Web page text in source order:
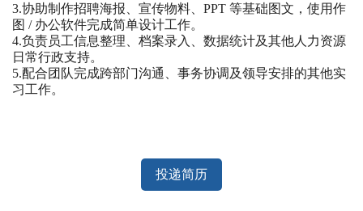
3.协助制作招聘海报、宣传物料、PPT 等基础图文，使用作
图 / 办公软件完成简单设计工作。
4.负责员工信息整理、档案录入、数据统计及其他人力资源
日常行政支持。
5.配合团队完成跨部门沟通、事务协调及领导安排的其他实
习工作。
投递简历